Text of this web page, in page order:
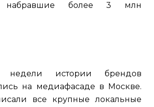
набравшие более 3 млн
недели истории брендов
на медиафасаде в Москве.
все крупные локальные